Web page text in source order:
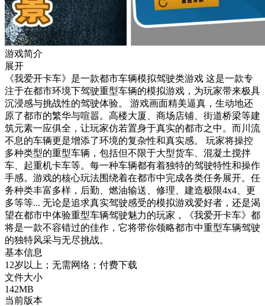
游戏简介
展开
《我爱开卡车》是一款都市车辆模拟驾驶类游戏 这是一款专
注于在都市环境下驾驶重型车辆的模拟游戏，为玩家带来极具
沉浸感与挑战性的驾驶体验。 游戏画面精美逼真，生动地还
原了都市的繁华与喧嚣。高楼大厦、商场店铺、街道桥梁等建
筑元素一应俱全，让玩家仿若置身于真实的都市之中。而川流
不息的车辆更是增添了环境的复杂性和真实感。 玩家将操控
多种类型的重型车辆，包括但不限于大型货车、混凝土搅拌
车、起重机卡车等。每一种车辆都有着独特的驾驶特性和操作
手感。游戏的核心玩法围绕着在都市中完成各类任务展开。任
务种类丰富多样，后勤、燃油输送、修理、建造极限4x4、更
多等等... 无论是追求真实驾驶感受的模拟游戏爱好者，还是渴
望在都市中体验重型车辆驾驶魅力的玩家，《我爱开卡车》都
将是一款不容错过的佳作，它将带你领略都市中重型车辆驾驶
的独特风采与无尽挑战。
基本信息
12岁以上；无需网络；付费下载
文件大小
142MB
当前版本